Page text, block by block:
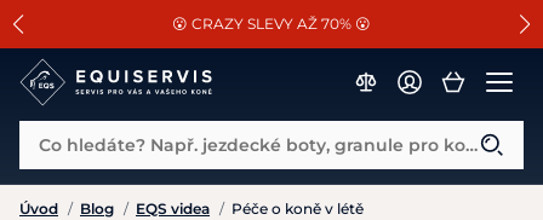
SLEVA 13% na vše od Cassini!
😮 CRAZY SLEVY AŽ 70% 😮
📐Pasování a doplňky k vybraným sedlům ZDARMA 🐴
Co hledáte? Např. jezdecké boty, granule pro koně...
Úvod / Blog / EQS videa / Péče o koně v létě